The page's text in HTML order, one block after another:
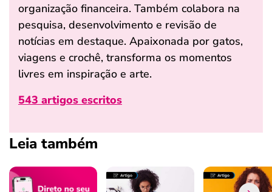
organização financeira. Também colabora na
pesquisa, desenvolvimento e revisão de
notícias em destaque. Apaixonada por gatos,
viagens e crochê, transforma os momentos
livres em inspiração e arte.
543 artigos escritos
Leia também